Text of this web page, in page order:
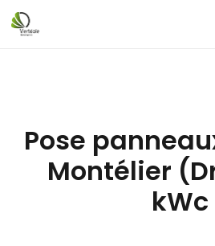
Pose
Montélier
kWc